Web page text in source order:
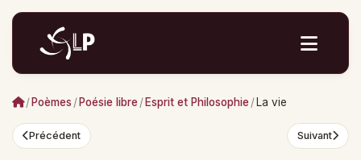
/ Poèmes / Poésie libre/ Esprit et Philosophie/ La vie
Précédent Suivant